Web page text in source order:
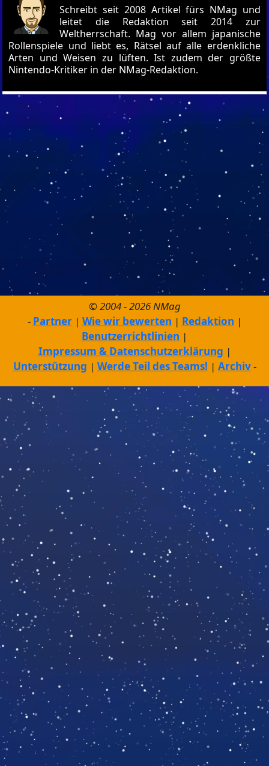
Schreibt seit 2008 Artikel fürs NMag und
leitet die Redaktion seit 2014 zur
Weltherrschaft. Mag vor allem japanische
Rollenspiele und liebt es, Rätsel auf alle erdenkliche
Arten und Weisen zu lüften. Ist zudem der größte
Nintendo-Kritiker in der NMag-Redaktion.
© 2004 - 2026 NMag
Partner
Wie wir bewerten
Redaktion
Benutzerrichtlinien
Impressum & Datenschutzerklärung
Unterstützung
Werde Teil des Teams! Archiv